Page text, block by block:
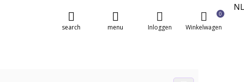
NL
0
Winkelwagen
Inloggen
menu
search